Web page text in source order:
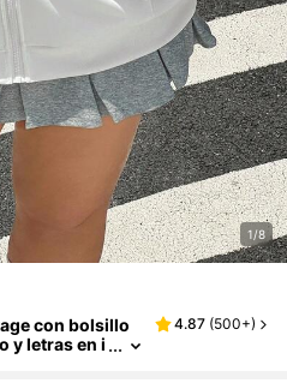
1/8
con bolsillo
y letras en i
4.87 (500+)